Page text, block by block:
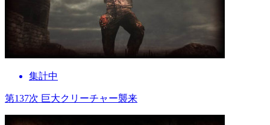
集計中
第137次 巨大クリーチャー襲来